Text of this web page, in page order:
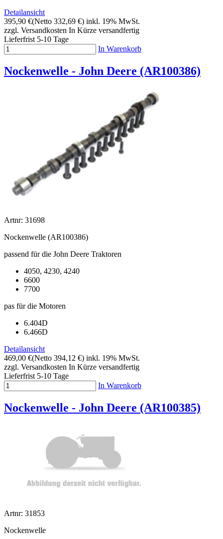
Detailansicht
395,90 €(Netto 332,69 €) inkl. 19% MwSt.
zzgl. Versandkosten In Kürze versandfertig
Lieferfrist 5-10 Tage
In Warenkorb
Nockenwelle - John Deere (AR100386)
Artnr: 31698
Nockenwelle (AR100386)
passend für die John Deere Traktoren
4050, 4230, 4240
6600
7700
pas für die Motoren
6.404D
6.466D
Detailansicht
469,00 €(Netto 394,12 €) inkl. 19% MwSt.
zzgl. Versandkosten In Kürze versandfertig
Lieferfrist 5-10 Tage
In Warenkorb
Nockenwelle - John Deere (AR100385)
Artnr: 31853
Nockenwelle